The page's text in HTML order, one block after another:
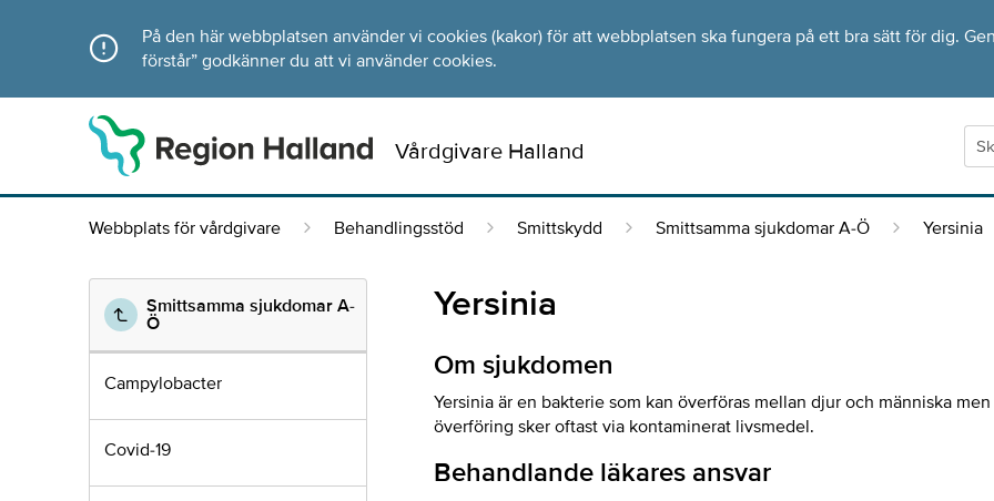
På den här webbplatsen använder vi cookies (kakor) för att webbplatsen ska fungera på ett bra sätt för dig.
förstår” godkänner du att vi använder cookies.
Vårdgivare Halland
Webbplats för vårdgivare Behandlingsstöd Smittskydd Smittsamma sjukdomar A-Ö Yersinia
Smittsamma sjukdomar A-
Ö
Campylobacter
Covid-19
Yersinia
Om sjukdomen
Yersinia är en bakterie som kan överföras mellan djur och människa men
överföring sker oftast via kontaminerat livsmedel.
Behandlande läkares ansvar